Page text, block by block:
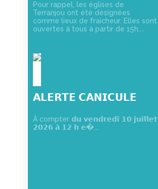
Pour rappel, les églises de
Terranjou ont été désignées
comme lieux de fraicheur. Elles sont
ouvertes à tous à partir de 15h....
𝗔𝗟𝗘𝗥𝗧𝗘 𝗖𝗔𝗡𝗜𝗖𝗨𝗟𝗘
𝗥𝗢𝗨𝗚𝗘
À compter 𝗱𝘂 𝘃𝗲𝗻𝗱𝗿𝗲𝗱𝗶 𝟭𝟬 𝗷𝘂𝗶𝗹𝗹𝗲𝘁
𝟮𝟬𝟮𝟲 𝗮̀ 𝟭𝟮 𝗵 𝗲�...